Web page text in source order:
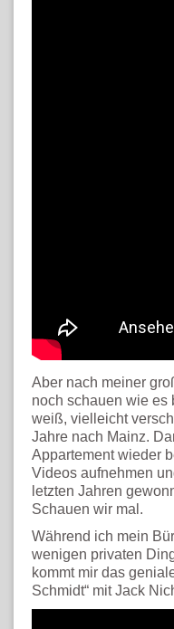
Aber nach meiner
noch schauen wie es
weiß, vielleicht
Jahre nach Mainz.
Appartement wieder
Videos aufnehmen
letzten Jahren
Schauen wir mal.
Während ich mein
wenigen privaten
kommt mir das
Schmidt“ mit Jack